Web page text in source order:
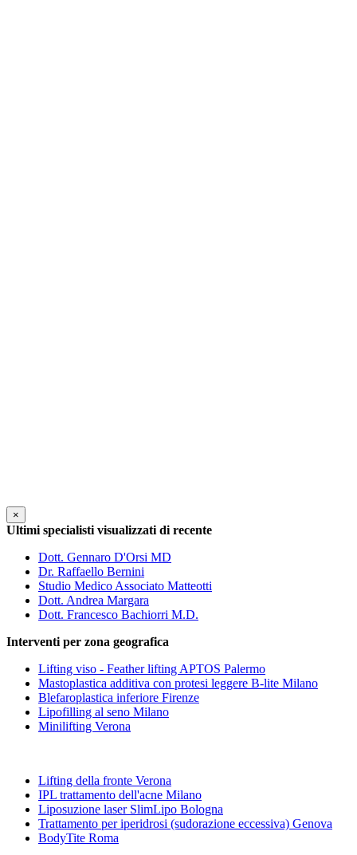
×
Ultimi specialisti visualizzati di recente
Dott. Gennaro D'Orsi MD
Dr. Raffaello Bernini
Studio Medico Associato Matteotti
Dott. Andrea Margara
Dott. Francesco Bachiorri M.D.
Interventi per zona geografica
Lifting viso - Feather lifting APTOS Palermo
Mastoplastica additiva con protesi leggere B-lite Milano
Blefaroplastica inferiore Firenze
Lipofilling al seno Milano
Minilifting Verona
Lifting della fronte Verona
IPL trattamento dell'acne Milano
Liposuzione laser SlimLipo Bologna
Trattamento per iperidrosi (sudorazione eccessiva) Genova
BodyTite Roma